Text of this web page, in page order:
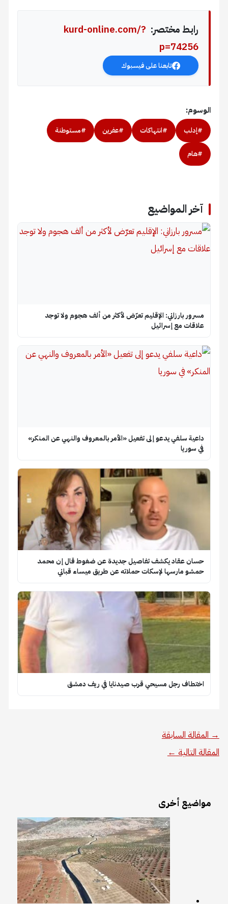
رابط مختصر: kurd-online.com/?
p=74256
تابعنا على فيسبوك
الوسوم:
#إدلب #انتهاكات #عفرين #مستوطنة
#هام
آخر المواضيع
مسرور بارزاني: الإقليم تعرّض لأكثر من ألف هجوم ولا توجد
علاقات مع إسرائيل
داعية سلفي يدعو إلى تفعيل «الأمر بالمعروف والنهي عن المنكر»
في سوريا
حسان عقاد يكشف تفاصيل جديدة عن ضغوط قال إن محمد
حمشو مارسها لإسكات حملاته عن طريق ميساء قباني
اختطاف رجل مسيحي قرب صيدنايا في ريف دمشق
→ المقالة السابقة
المقالة التالية ←
مواضيع أخرى